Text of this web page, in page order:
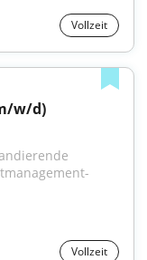
Vollzeit
w/d)
Vollzeit